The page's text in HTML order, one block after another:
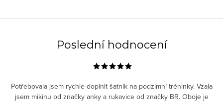
Poslední hodnocení
Potřebovala jsem rychle doplnit šatník na podzimní tréninky. Vzala
jsem mikinu od značky anky a rukavice od značky BR. Oboje je